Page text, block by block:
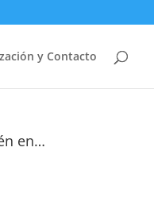
y Contacto
en…